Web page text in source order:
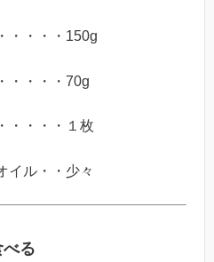
・・・・150g
・・・・70g
・・・・１枚
ル・・少々
る